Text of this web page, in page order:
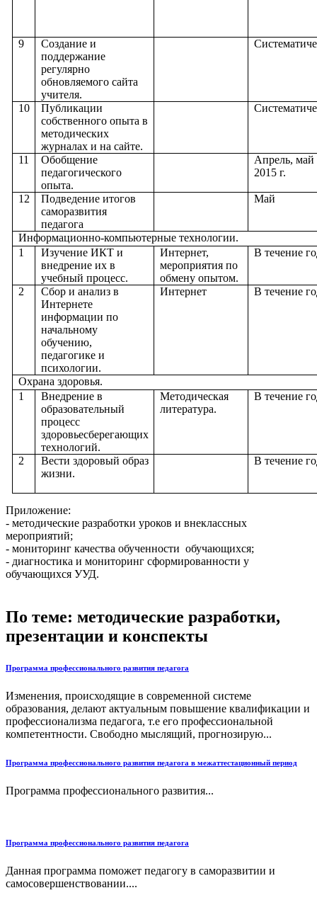
9
Создание и
поддержание
регулярно
обновляемого сайта
учителя.
10
Публикации
собственного опыта в
методических
журналах и на сайте.
11
Обобщение
педагогического
опыта.
Апрель, май
2015 г.
12
Подведение итогов
саморазвития
педагога
Май
Информационно-компьютерные технологии.
1
Изучение ИКТ и
внедрение их в
учебный процесс.
Интернет,
мероприятия по
обмену опытом.
В течение
2
Сбор и анализ в
Интернете
информации по
начальному
обучению,
педагогике и
психологии.
Интернет В течение
Охрана здоровья.
1
Внедрение в
образовательный
процесс
здоровьесберегающих
технологий.
Методическая
литература.
В течение
2
Вести здоровый образ
жизни.
В течение
Приложение:
- методические разработки уроков и внеклассных
мероприятий;
- мониторинг качества обученности обучающихся;
- диагностика и мониторинг сформированности у
обучающихся УУД.
По теме: методические разработки,
презентации и конспекты
Программа профессионального развития педагога
Изменения, происходящие в современной системе
образования, делают актуальным повышение квалификации и
профессионализма педагога, т.е его профессиональной
компетентности. Свободно мыслящий, прогнозирую...
Программа профессионального развития педагога в межаттестационный период
Программа профессионального развития...
Программа профессионального развития педагога
Данная программа поможет педагогу в саморазвитии и
самосовершенствовании....